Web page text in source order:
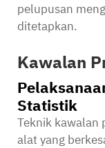
pelupusan
ditetapkan.
Kawalan
Statistik
Teknik kawalan
alat yang